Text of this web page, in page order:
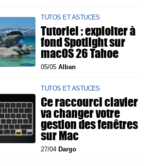
TUTOS ET ASTUCES
Tutoriel : exploiter à
fond Spotlight sur
macOS 26 Tahoe
05/05Alban
TUTOS ET ASTUCES
Ce raccourci clavier
va changer votre
gestion des fenêtres
sur Mac
27/04Dargo